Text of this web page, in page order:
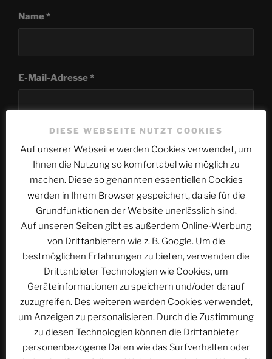
Name*
E-Mail-Adresse*
Name, E-Mail-Adresse und Website in diesem
Browser für meinen nächsten Kommentar speichern.
Beitragsnavigation
Vorheriger
Beitrag
ZURÜCK
ACSOLAR #166: Badisches Landhaus in
Faulenfürst
DIESE WEBSEITE NUTZT COOKIES
Auf unserer Webseite werden Cookies verwendet, um
Ihnen die Nutzung so komfortabel wie möglich zu
machen. Diese so genannten essentiellen Cookies
werden in Ihrem Browser gespeichert, da sie für die
Grundfunktionen der Website unerlässlich sind.
Auf unseren Seiten gibt es außerdem Online-Werbung
von Drittanbietern wie z. B. Google. Um die
bestmöglichen Erfahrungen zu bieten, verwenden die
Drittanbieter Technologien wie Cookies, um
Geräteinformationen zu speichern und/oder darauf
zuzugreifen. Des weiteren werden Cookies verwendet,
um Anzeigen zu personalisieren. Durch die Zustimmung
zu diesen Technologien können die Drittanbieter
personenbezogene Daten wie das Surfverhalten oder